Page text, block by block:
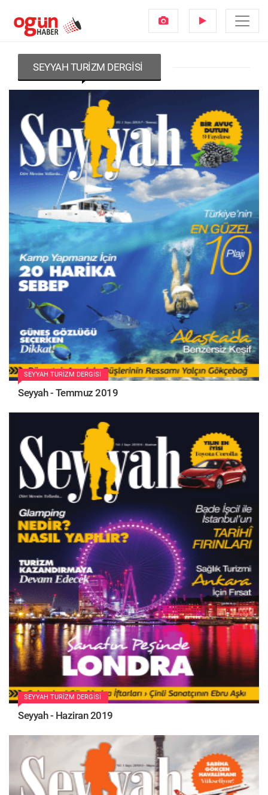
SEYYAH TURIZM DERGISI
SEYYAH TURIZM DERGISI
Seyyah - Temmuz 2019
SEYYAH TURIZM DERGISI
Seyyah - Haziran 2019